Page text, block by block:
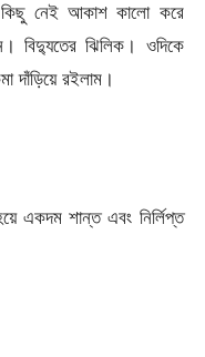
কিছু নেই আকাশ কালো করে
বিদ্যুতের ঝিলিক। ওদিকে
দাঁড়িয়ে রইলাম।
একদম শান্ত এবং নির্লিপ্ত